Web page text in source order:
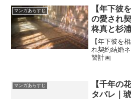
マンガあらすじ
【年下彼
の愛され
柊真と杉
【年下彼を
れ契約結婚
讐計画
マンガあらすじ
【千年の
タバレ｜